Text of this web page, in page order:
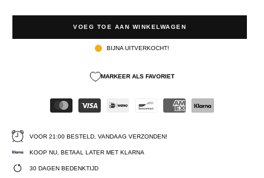
VOEG TOE AAN WINKELWAGEN
BIJNA UITVERKOCHT!
MARKEER ALS FAVORIET
VOOR 21:00 BESTELD, VANDAAG VERZONDEN!
KOOP NU, BETAAL LATER MET KLARNA
30 DAGEN BEDENKTIJD